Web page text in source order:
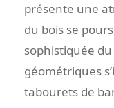
présente une
du bois se
sophistiquée
géométriques
tabourets de